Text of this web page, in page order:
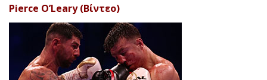
Pierce O’Leary (Βίντεο)